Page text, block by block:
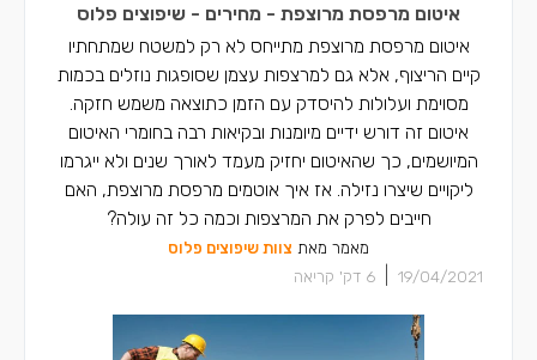
איטום מרפסת מרוצפת - מחירים - שיפוצים פלוס
איטום מרפסת מרוצפת מתייחס לא רק למשטח שמתחתיו
קיים הריצוף, אלא גם למרצפות עצמן שסופגות נוזלים בכמות
מסוימת ועלולות להיסדק עם הזמן כתוצאה משמש חזקה.
איטום זה דורש ידיים מיומנות ובקיאות רבה בחומרי האיטום
המיושמים, כך שהאיטום יחזיק מעמד לאורך שנים ולא ייגרמו
ליקויים שיצרו נזילה. אז איך אוטמים מרפסת מרוצפת, האם
חייבים לפרק את המרצפות וכמה כל זה עולה?
מאמר מאת צוות שיפוצים פלוס
19/04/2021
6 דק' קריאה